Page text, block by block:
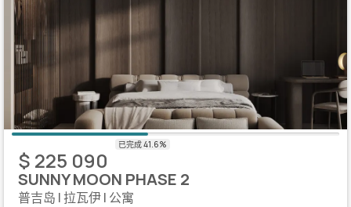
$ 225 090
SUNNY MOON PHASE 2
普吉岛 | 拉瓦伊 | 公寓